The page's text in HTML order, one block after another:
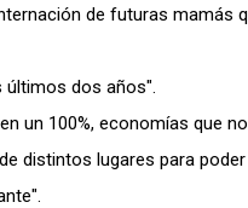
de futuras mamás
dos años".
un 100%, economías que
distintos lugares para